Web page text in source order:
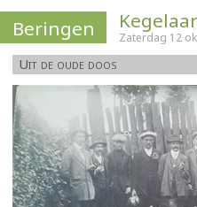
Beringen Zaterdag 12
Uit de oude doos